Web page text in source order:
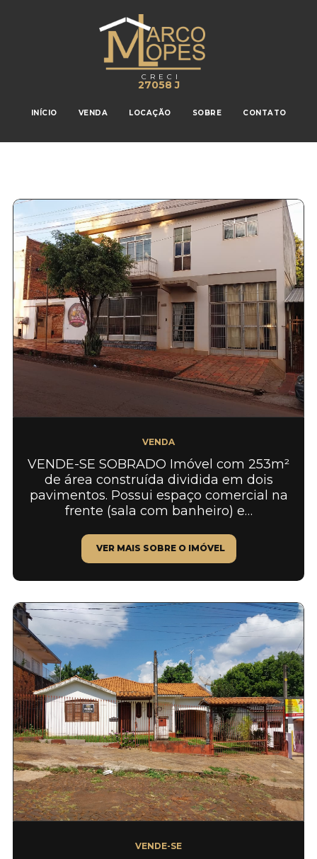
CRECI
27058 J
INÍCIO VENDA LOCAÇÃO SOBRE CONTATO
VENDA
VENDE-SE SOBRADO Imóvel com 253m²
de área construída dividida em dois
pavimentos. Possui espaço comercial na
frente (sala com banheiro) e…
VER MAIS SOBRE O IMÓVEL
VENDE-SE